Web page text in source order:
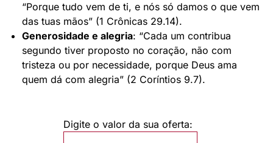
“Porque tudo vem de ti, e nós só damos o que vem
das tuas mãos” (1 Crônicas 29.14).
Generosidade e alegria: “Cada um contribua
segundo tiver proposto no coração, não com
tristeza ou por necessidade, porque Deus ama
quem dá com alegria” (2 Coríntios 9.7).
Digite o valor da sua oferta: